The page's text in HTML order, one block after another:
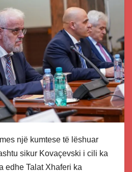
një kumtese të lëshuar
sikur Kovaçevski i cili ka
edhe Talat Xhaferi ka